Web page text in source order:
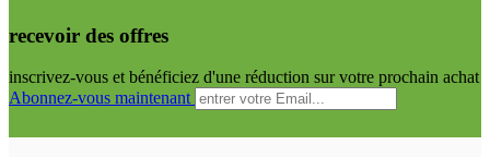
recevoir des offres
inscrivez-vous et bénéficiez d'une réduction sur votre prochain achat
Abonnez-vous maintenant